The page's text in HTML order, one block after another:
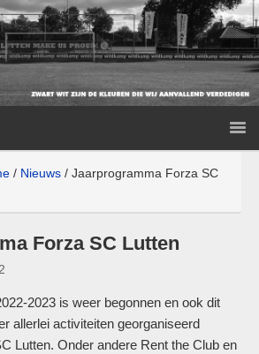
/ Nieuws / Jaarprogramma Forza SC
Forza SC Lutten
2023 is weer begonnen en ook dit
allerlei activiteiten georganiseerd
Lutten. Onder andere Rent the Club en